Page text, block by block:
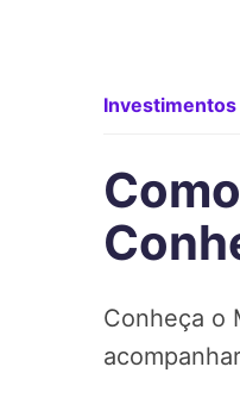
Investimentos
Conheça o